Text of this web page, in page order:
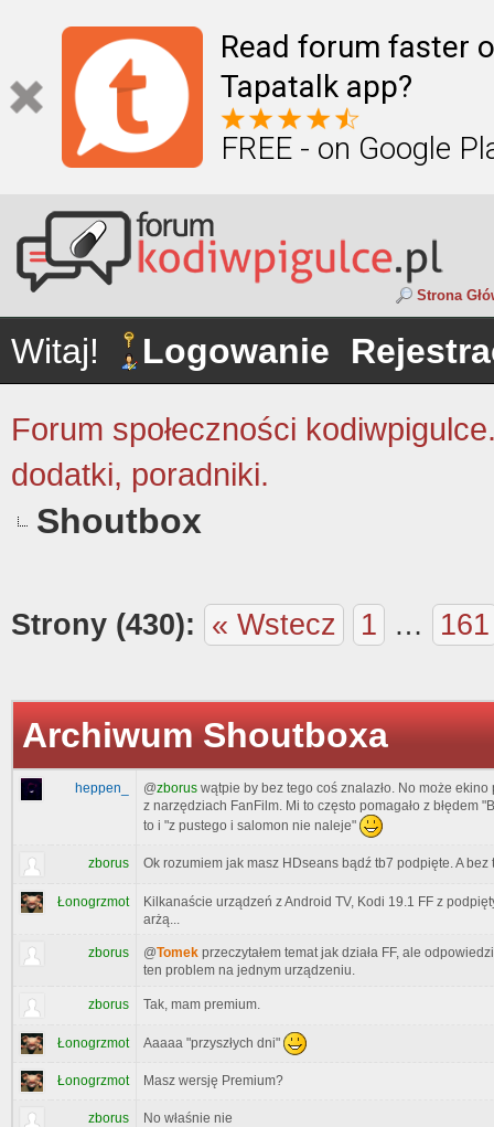
Read forum faster
Tapatalk app?
FREE - on Google
Strona
Witaj! Logowanie
Forum społeczności
dodatki, poradniki.
Shoutbox
Strony (430): « Wstecz 1 … 161
Archiwum Shoutboxa
heppen_ @zborus wątpie by bez tego coś znalazło. No może
z narzędziach FanFilm. Mi to często pomagało z błędem
to i "z pustego i salomon nie naleje"
zborus Ok rozumiem jak masz HDseans bądź tb7 podpięte. A bez
Łonogrzmot
Kilkanaście urządzeń z Android TV, Kodi 19.1 FF z
arżą...
zborus @Tomek przeczytałem temat jak działa FF, ale
ten problem na jednym urządzeniu.
zborus Tak, mam premium.
Łonogrzmot Aaaaa "przyszłych dni"
Łonogrzmot Masz wersję Premium?
zborus No właśnie nie